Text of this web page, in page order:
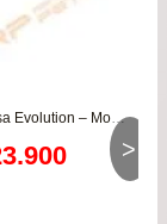
Pastillas de freno Chevrolet Combo Van 1.7 – Corsa Evolution – Montana
>